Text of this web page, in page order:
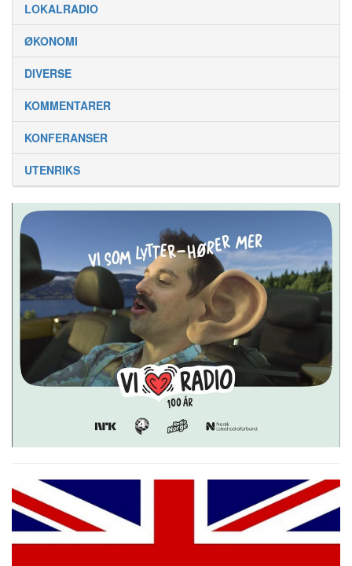
LOKALRADIO
ØKONOMI
DIVERSE
KOMMENTARER
KONFERANSER
UTENRIKS